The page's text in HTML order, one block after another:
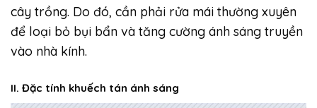
cây trồng. Do đó, cần phải rửa mái thường xuyên
để loại bỏ bụi bẩn và tăng cường ánh sáng truyền
vào nhà kính.
II. Đặc tính khuếch tán ánh sáng